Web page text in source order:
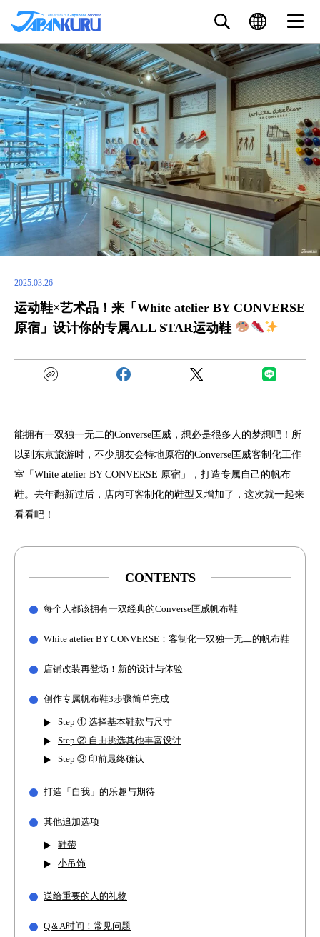
2025.03.26
运动鞋×艺术品！来「White atelier BY CONVERSE
原宿」设计你的专属ALL STAR运动鞋
能拥有一双独一无二的Converse匡威，想必是很多人的梦想吧！所
以到东京旅游时，不少朋友会特地原宿的Converse匡威客制化工作
室「White atelier BY CONVERSE 原宿」，打造专属自己的帆布
鞋。去年翻新过后，店内可客制化的鞋型又增加了，这次就一起来
看看吧！
CONTENTS
每个人都该拥有一双经典的Converse匡威帆布鞋
White atelier BY CONVERSE：客制化一双独一无二的帆布鞋
店铺改装再登场！新的设计与体验
创作专属帆布鞋3步骤简单完成
Step ① 选择基本鞋款与尺寸
Step ② 自由挑选其他丰富设计
Step ③ 印前最终确认
打造「自我」的乐趣与期待
其他追加选项
鞋帶
小吊饰
送给重要的人的礼物
Q＆A时间！常见问题